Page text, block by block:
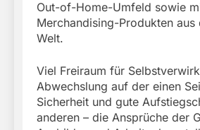
Out-of-Home-Umfeld sowie
Merchandising-Produkten aus
Welt.
Viel Freiraum für
Abwechslung auf der einen
Sicherheit und gute
anderen – die Ansprüche der